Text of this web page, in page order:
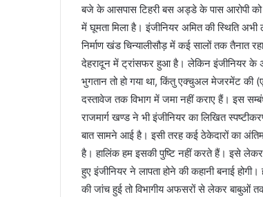
बजे के आसपास टिहरी बस अड्डे के पास आरोपी को
में घूमता मिला है। इंजीनियर अमित की स्थिति
निर्माण खंड चिन्यालीसौड़ में कई सालों तक तैनात
देहरादून में ट्रांसफर हुआ है। लेकिन इंजीनियर के
भुगतान तो हो गया था, किंतु एक्चुअल मेजरमेंट की
दस्तावेज तक विभाग में जमा नहीं कराए हैं। इस
राजमार्ग खण्ड ने भी इंजीनियर का लिखित
बात सामने आई है। इसी तरह कई ठेकेदारों का
है। हालिंक हम इसकी पुष्टि नहीं करते हैं। इसे लेकर
हुए इंजीनियर ने लापता होने की कहानी बनाई
की जांच हुई तो विभागीय अफसरों से लेकर बाबुओं